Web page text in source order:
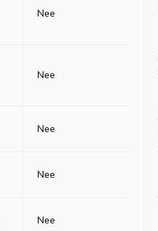
Nee
Nee
Nee
Nee
Nee